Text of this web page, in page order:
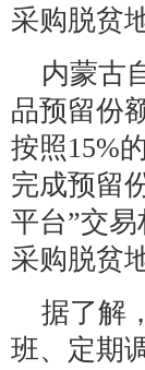
采购脱贫
内蒙古
品预留份
按照15%
完成预留
平台”交
采购脱贫
据了解
班、定期